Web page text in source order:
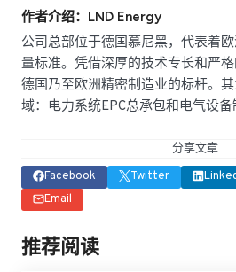
作者介绍：LND Energy
公司总部位于德国慕尼黑，代表着
量标准。凭借深厚的技术专长和严
德国乃至欧洲精密制造业的标杆。
域：电力系统EPC总承包和电气设备
分享文章
Facebook
Twitter
Email
推荐阅读